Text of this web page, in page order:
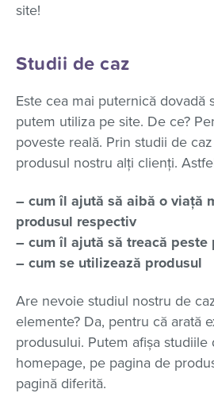
site!
Studii de caz
Este cea mai puternică dovadă
putem utiliza pe site. De ce?
poveste reală. Prin studii de
produsul nostru alți clienți.
– cum îl ajută să aibă o viață
produsul respectiv
– cum îl ajută să treacă peste
– cum se utilizează produsul
Are nevoie studiul nostru de
elemente? Da, pentru că arată
produsului. Putem afișa studiile
homepage, pe pagina de
pagină diferită.